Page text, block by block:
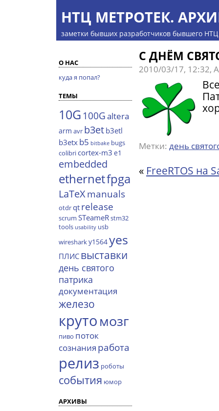
НТЦ МЕТРОТЕК.
заметки бывших разработчиков бывшего
С ДНЁМ
2010/03/17, 12:32,
Метки: день
« FreeRTOS на
О НАС
куда я попал?
ТЕМЫ
10G 100Galtera
arm avr b3et b3etl
b3etx b5 bitbake bugs
colibri cortex-m3 e1
embedded
ethernetfpga
LaTeXmanuals
otdr qt release
scrum STeameRstm32
tools usability usb
wiresharky1564yes
ПЛИС выставки
день святого
патрика
документация
железо
крутомозг
пиво поток
сознания работа
релиз роботы
события юмор
АРХИВЫ